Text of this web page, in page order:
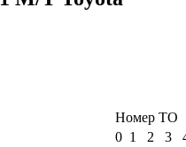
Номер ТО
0 1 2 3